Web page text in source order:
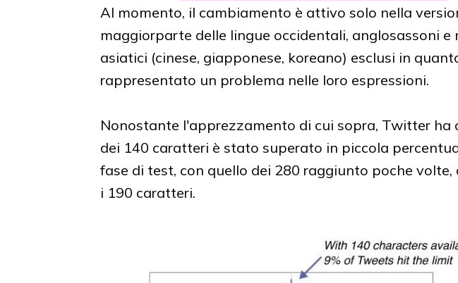
Al momento, il cambiamento è attivo solo nella
maggiorparte delle lingue occidentali, anglosassoni e
asiatici (cinese, giapponese, koreano) esclusi in
rappresentato un problema nelle loro espressioni.
Nonostante l'apprezzamento di cui sopra, Twitter ha
dei 140 caratteri è stato superato in piccola
fase di test, con quello dei 280 raggiunto poche
i 190 caratteri.